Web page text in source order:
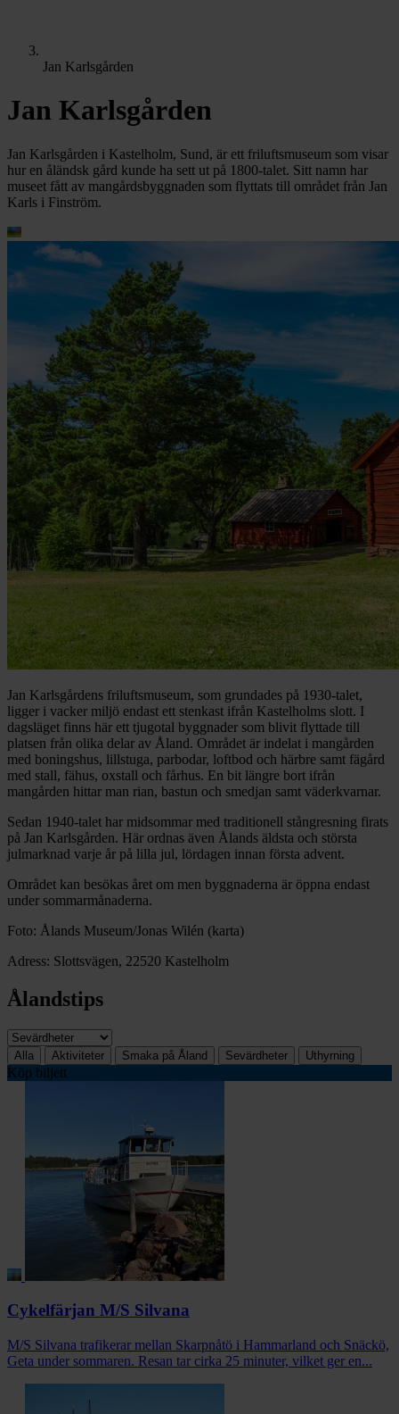
Jan Karlsgården
Jan Karlsgården
Jan Karlsgården i Kastelholm, Sund, är ett friluftsmuseum som visar
hur en åländsk gård kunde ha sett ut på 1800-talet. Sitt namn har
museet fått av mangårdsbyggnaden som flyttats till området från Jan
Karls i Finström.
Jan Karlsgårdens friluftsmuseum, som grundades på 1930-talet,
ligger i vacker miljö endast ett stenkast ifrån Kastelholms slott. I
dagsläget finns här ett tjugotal byggnader som blivit flyttade till
platsen från olika delar av Åland. Området är indelat i mangården
med boningshus, lillstuga, parbodar, loftbod och härbre samt fägård
med stall, fähus, oxstall och fårhus. En bit längre bort ifrån
mangården hittar man rian, bastun och smedjan samt väderkvarnar.
Sedan 1940-talet har midsommar med traditionell stångresning firats
på Jan Karlsgården. Här ordnas även Ålands äldsta och största
julmarknad varje år på lilla jul, lördagen innan första advent.
Området kan besökas året om men byggnaderna är öppna endast
under sommarmånaderna.
Foto: Ålands Museum/Jonas Wilén (karta)
Adress: Slottsvägen, 22520 Kastelholm
Ålandstips
Alla Aktiviteter Smaka på Åland Sevärdheter Uthyrning
Köp biljett
Cykelfärjan M/S Silvana
M/S Silvana trafikerar mellan Skarpnåtö i Hammarland och Snäckö,
Geta under sommaren. Resan tar cirka 25 minuter, vilket ger en...